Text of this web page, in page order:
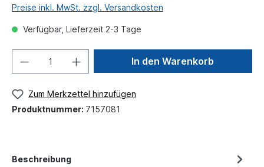
Preise inkl. MwSt. zzgl. Versandkosten
Verfügbar, Lieferzeit 2-3 Tage
In den Warenkorb
Zum Merkzettel hinzufügen
Produktnummer: 7157081
Beschreibung